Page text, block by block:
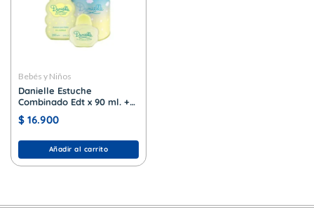
Bebés y Niños
Danielle Estuche
Combinado Edt x 90 ml. +
shampoo x 200 ml.
$ 16.900
Añadir al carrito